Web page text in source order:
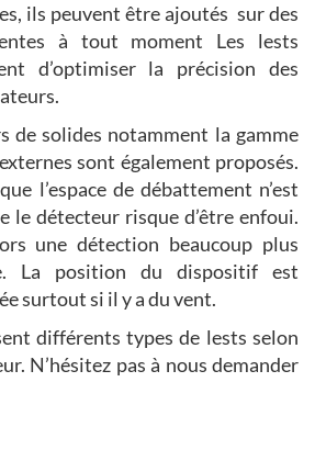
ils peuvent être ajoutés sur des
à tout moment Les lests
d’optimiser la précision des
de solides notamment la gamme
sont également proposés.
l’espace de débattement n’est
le détecteur risque d’être enfoui.
une détection beaucoup plus
La position du dispositif est
surtout si il y a du vent.
différents types de lests selon
N’hésitez pas à nous demander